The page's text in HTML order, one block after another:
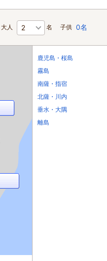
大人 名 子供 0名
鹿児島・桜島
霧島
南薩・指宿
北薩・川内
垂水・大隅
離島